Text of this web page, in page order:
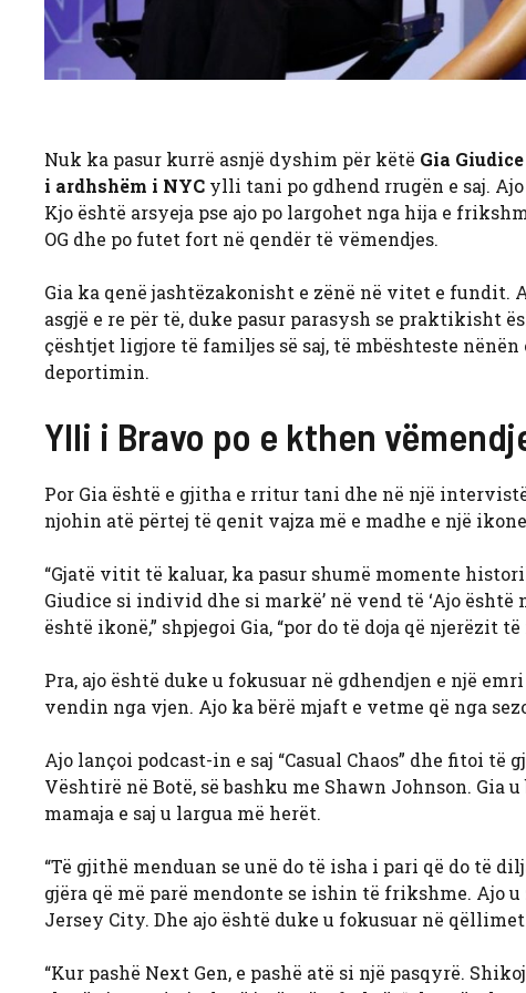
Nuk ka pasur kurrë asnjë dyshim për këtë Gia Giudice
i ardhshëm i NYC ylli tani po gdhend rrugën e saj.
Kjo është arsyeja pse ajo po largohet nga hija e
OG dhe po futet fort në qendër të vëmendjes.
Gia ka qenë jashtëzakonisht e zënë në vitet e fundit.
asgjë e re për të, duke pasur parasysh se praktikisht
çështjet ligjore të familjes së saj, të mbështeste
deportimin.
Ylli i Bravo po e kthen
Por Gia është e gjitha e rritur tani dhe në një
njohin atë përtej të qenit vajza më e madhe e një
“Gjatë vitit të kaluar, ka pasur shumë momente
Giudice si individ dhe si markë’ në vend të ‘Ajo
është ikonë,” shpjegoi Gia, “por do të doja që njerëzit
Pra, ajo është duke u fokusuar në gdhendjen e një
vendin nga vjen. Ajo ka bërë mjaft e vetme që nga
Ajo lançoi podcast-in e saj “Casual Chaos” dhe fitoi
Vështirë në Botë, së bashku me Shawn Johnson. Gia
mamaja e saj u largua më herët.
“Të gjithë menduan se unë do të isha i pari që do të
gjëra që më parë mendonte se ishin të frikshme. Ajo
Jersey City. Dhe ajo është duke u fokusuar në
“Kur pashë Next Gen, e pashë atë si një pasqyrë.